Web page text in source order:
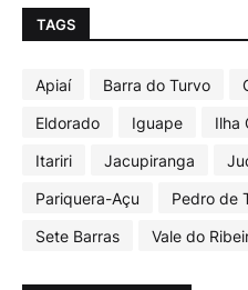
TAGS
Apiaí Barra do Turvo
Eldorado
Iguape Ilha
Itariri
Jacupiranga
Pariquera-Açu
Pedro de
Sete Barras
Vale do